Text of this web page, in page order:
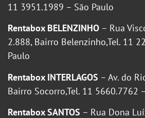
11 3951.1989 – São Paulo
Rentabox BELENZINHO – Rua
2.888, Bairro Belenzinho,Tel. 11
Paulo
Rentabox INTERLAGOS – Av. do
Bairro Socorro,Tel. 11 5660.7762
Rentabox SANTOS – Rua Dona